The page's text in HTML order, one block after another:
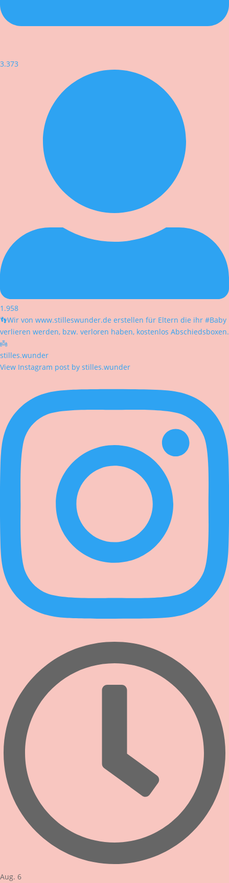
3.373
1.958
👣Wir von www.stilleswunder.de erstellen für Eltern die ihr #Baby
verlieren werden, bzw. verloren haben, kostenlos Abschiedsboxen.
👼
stilles.wunder
View Instagram post by stilles.wunder
Aug. 6